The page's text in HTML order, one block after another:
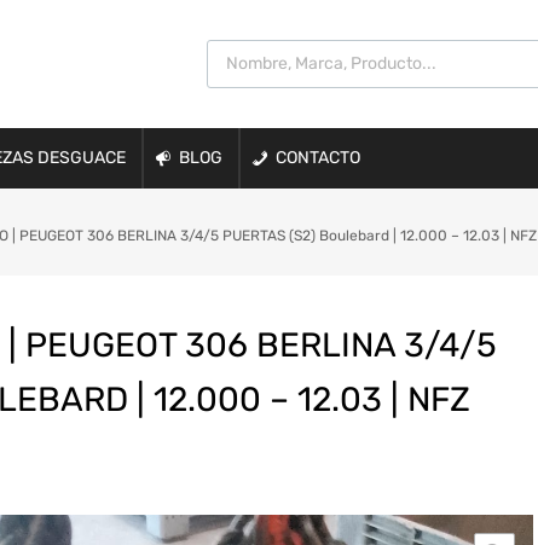
DESGUACE BLOG CONTACTO
| PEUGEOT 306 BERLINA 3/4/5 PUERTAS (S2) Boulebard | 12.000 – 12.03 | NFZ
| PEUGEOT 306 BERLINA 3/4/5
| 12.000 – 12.03 | NFZ